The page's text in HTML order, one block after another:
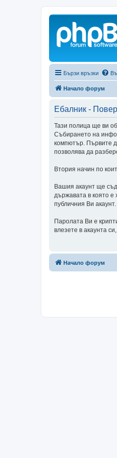
Бързи връзки
Начало форум
Ебалник -
Тази полица ще ви
Събирането на
компютър. Първите
позволява да
Втория начин по
Вашия акаунт ще
държавата в която е
публичния Ви акаунт.
Паролата Ви е
влезете в акаунта
Начало форум